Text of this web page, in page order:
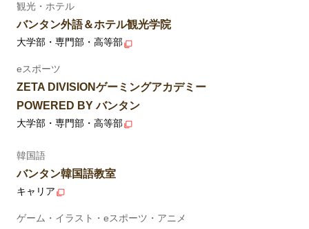
観光・ホテル
バンタン外語＆ホテル観光学院
大学部・専門部・高等部
eスポーツ
ZETA DIVISIONゲーミングアカデミー
POWERED BY バンタン
大学部・専門部・高等部
韓国語
バンタン韓国語教室
キャリア
ゲーム・イラスト・eスポーツ・アニメ